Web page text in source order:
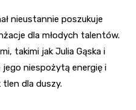
nieustannie poszukuje
dla młodych talentów.
takimi jak Julia Gąska i
jego niespożytą energię i
dla duszy.